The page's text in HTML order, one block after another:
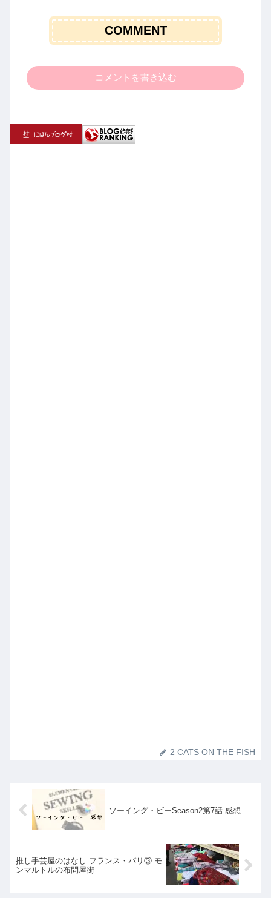
COMMENT
コメントを書き込む
2 CATS ON THE FISH
ソーイング・ビーSeason2第7話 感想
推し手芸屋のはなし フランス・パリ③ モ
ンマルトルの布問屋街